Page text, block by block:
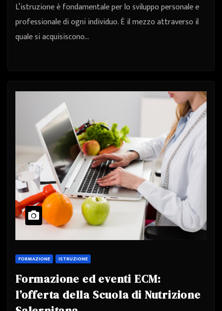
L’istruzione è fondamentale per lo sviluppo personale e
professionale di ogni individuo. È il mezzo attraverso il
quale si acquisiscono…
FORMAZIONE ISTRUZIONE
Formazione ed eventi ECM:
l’offerta della Scuola di Nutrizione